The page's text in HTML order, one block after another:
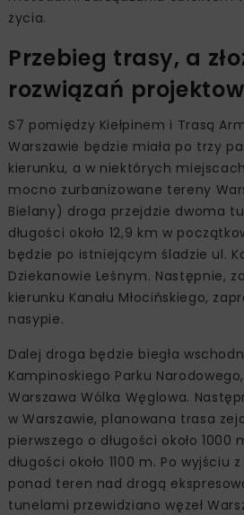
życia.
Przebieg trasy, a
rozwiązań
S7 pomiędzy Kiełpinem i Trasą
Warszawie będzie miała po trzy
kierunku, a w niektórych
mocno zurbanizowane tereny
Bielany) droga przejdzie dwoma
długości około 12,9 km w
będzie po istniejącym śladzie ul.
Dziekanowie Leśnym. Następnie,
kierunku Kanału Młocińskiego,
nasypie.
Dalej droga będzie biegła
Kampinoskiego Parku
Warszawa Wólka Węglowa.
w Warszawie, planowana trasa
pierwszego o długości około 1000
długości około 1100 m. Po wyjściu
ponad teren nad drogą
tunelami przewidziano węzeł